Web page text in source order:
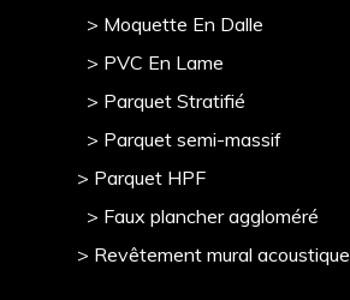
> Moquette En Dalle
> PVC En Lame
> Parquet Stratifié
> Parquet semi-massif
> Parquet HPF
> Faux plancher aggloméré
> Revêtement mural acoustique